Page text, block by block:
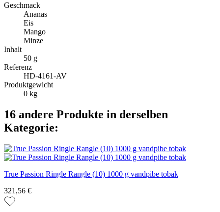
Geschmack
Ananas
Eis
Mango
Minze
Inhalt
50 g
Referenz
HD-4161-AV
Produktgewicht
0 kg
16 andere Produkte in derselben
Kategorie:
True Passion Ringle Rangle (10) 1000 g vandpibe tobak
321,56 €